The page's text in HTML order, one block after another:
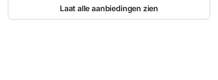
Laat alle aanbiedingen zien